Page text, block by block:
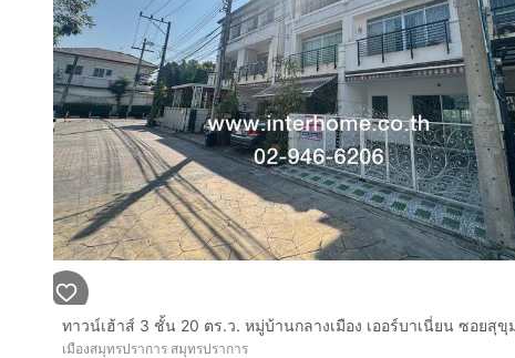
เมืองสมุทรปราการ สมุทรปราการ